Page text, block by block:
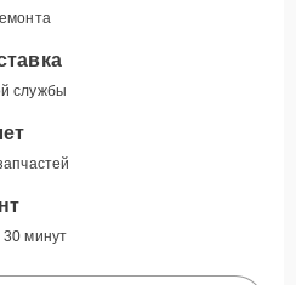
службы
минут